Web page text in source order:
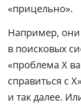
«прицельно».
Например, они
в поисковых
«проблема X
справиться с
и так далее.